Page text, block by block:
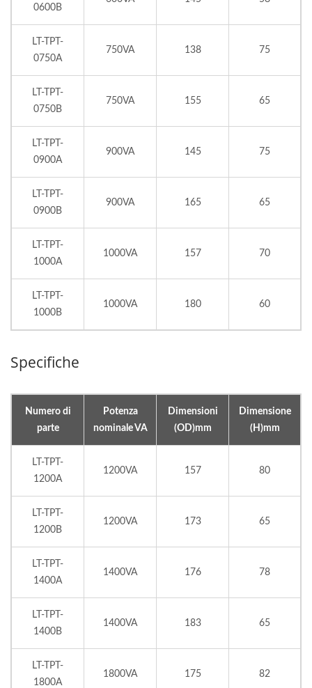
0600B
LT-TPT-
0750A
750VA 138 75
LT-TPT-
0750B
750VA 155 65
LT-TPT-
0900A
900VA 145 75
LT-TPT-
0900B
900VA 165 65
LT-TPT-
1000A
1000VA 157 70
LT-TPT-
1000B
1000VA 180 60
Specifiche
Numero di
parte
Potenza
nominale VA
Dimensioni
(OD)mm
Dimensione
(H)mm
LT-TPT-
1200A
1200VA 157 80
LT-TPT-
1200B
1200VA 173 65
LT-TPT-
1400A
1400VA 176 78
LT-TPT-
1400B
1400VA 183 65
LT-TPT-
1800A
1800VA 175 82